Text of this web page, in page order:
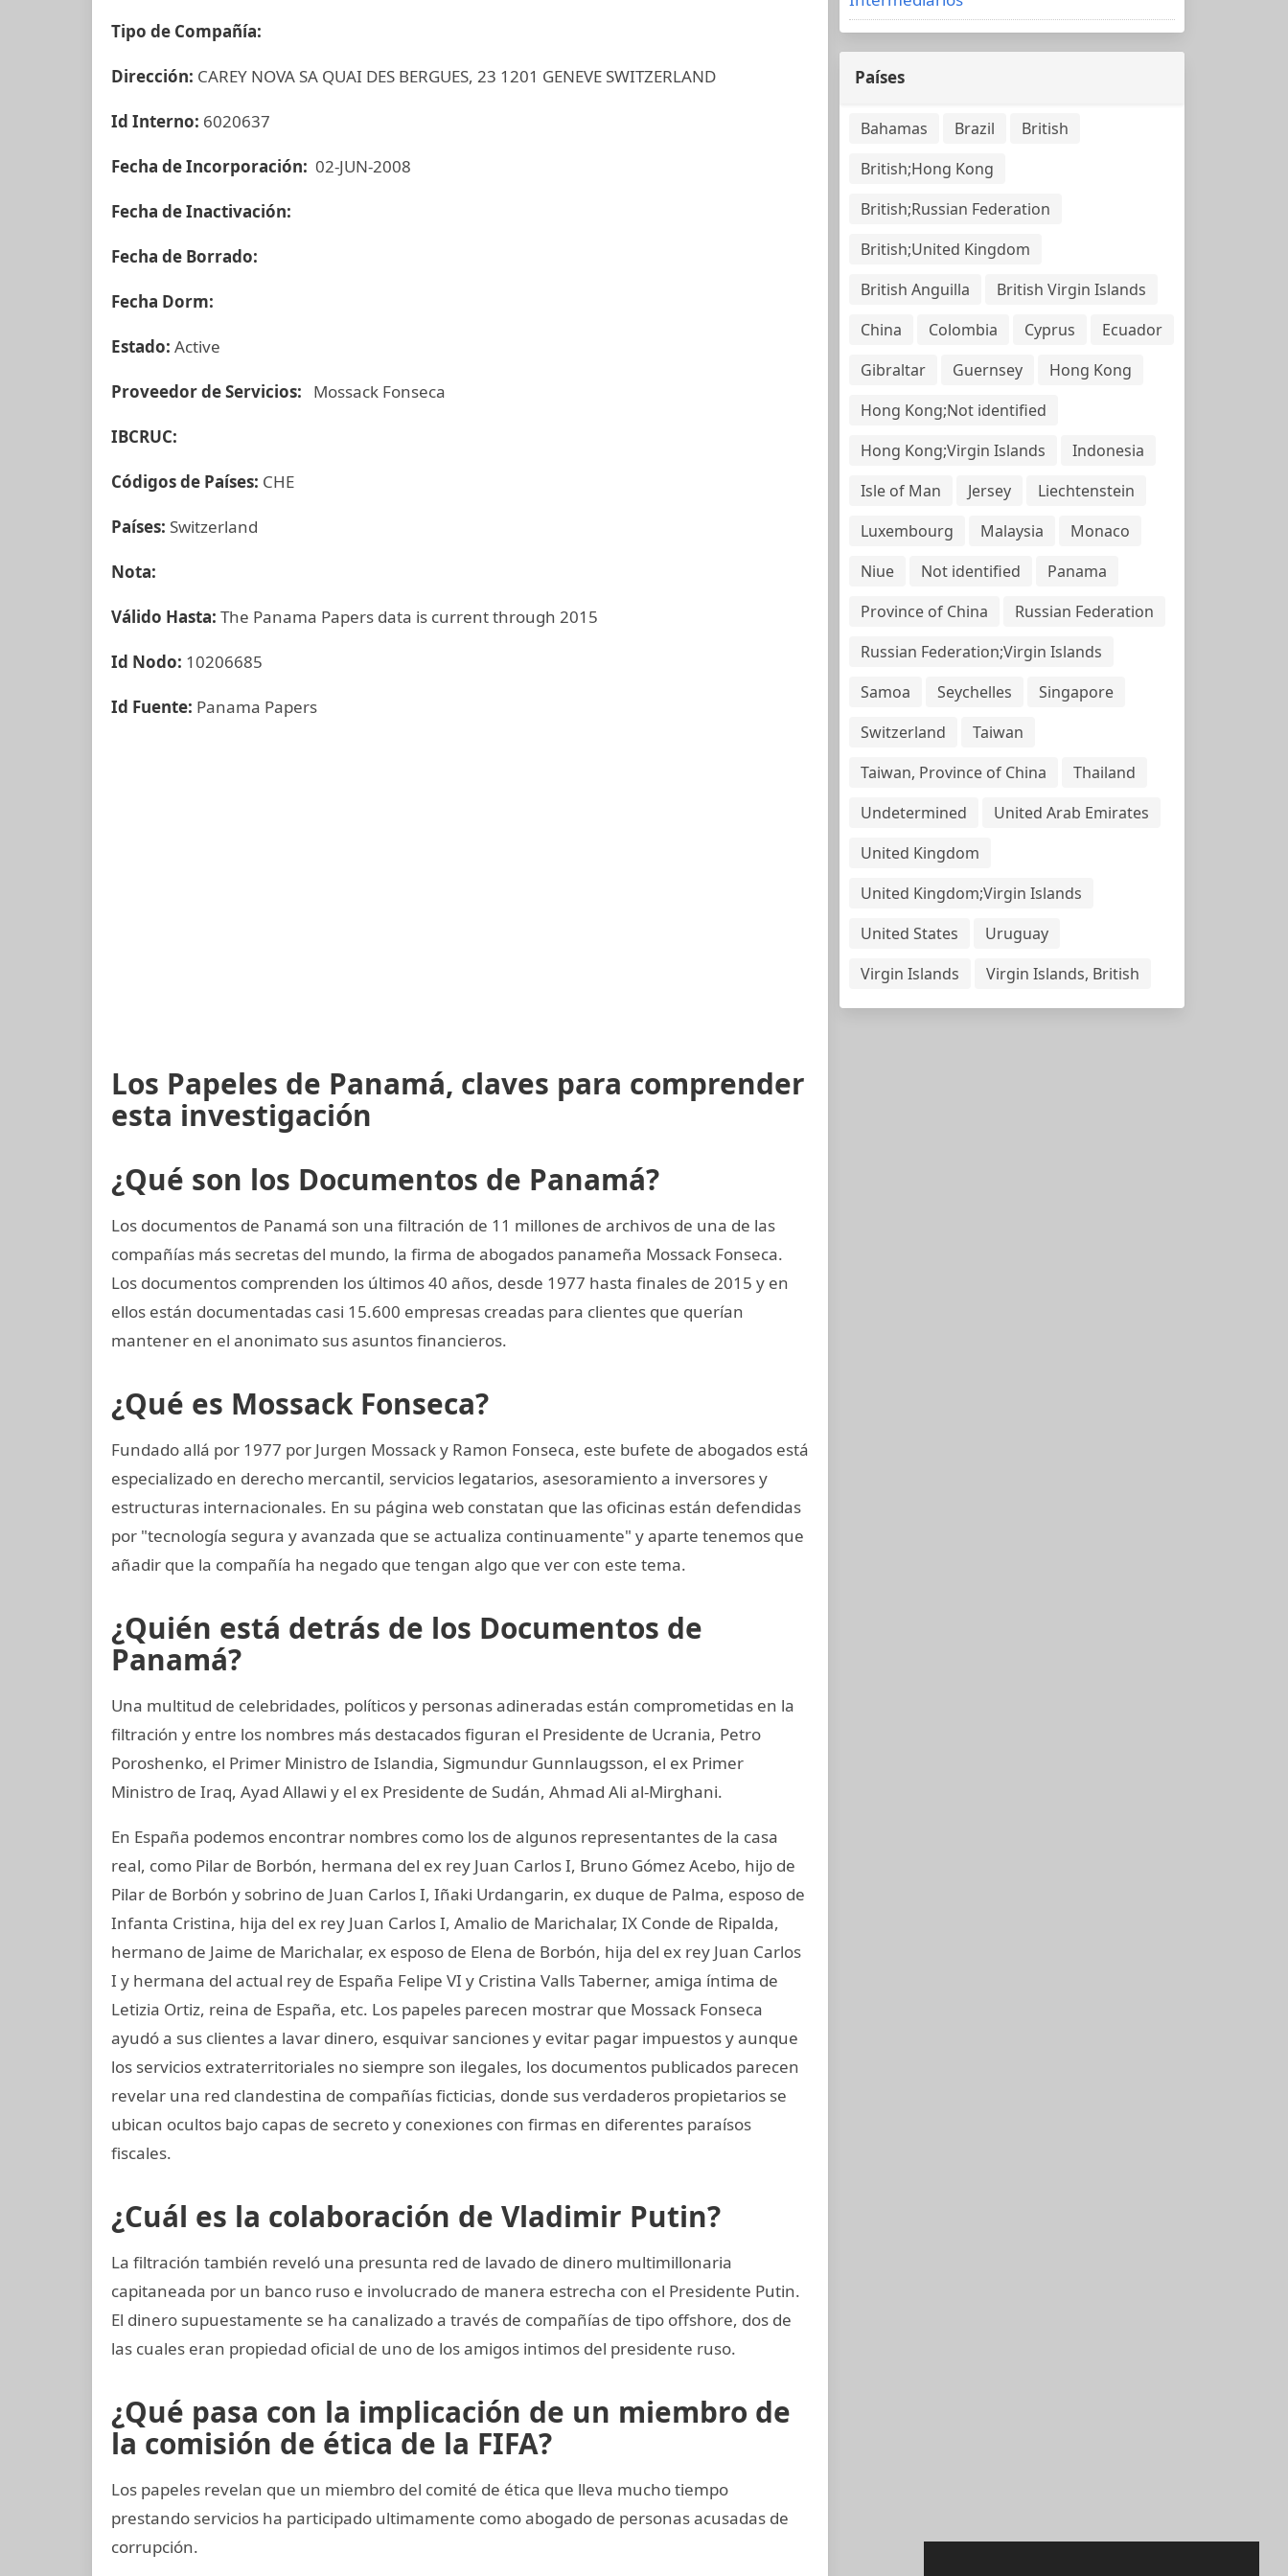
Tipo de Compañía:
Dirección: CAREY NOVA SA QUAI DES BERGUES, 23 1201 GENEVE SWITZERLAND
Id Interno: 6020637
Fecha de Incorporación: 02-JUN-2008
Fecha de Inactivación:
Fecha de Borrado:
Fecha Dorm:
Estado: Active
Proveedor de Servicios: Mossack Fonseca
IBCRUC:
Códigos de Países: CHE
Países: Switzerland
Nota:
Válido Hasta: The Panama Papers data is current through 2015
Id Nodo: 10206685
Id Fuente: Panama Papers
Los Papeles de Panamá, claves para comprender
esta investigación
¿Qué son los Documentos de Panamá?
Los documentos de Panamá son una filtración de 11 millones de archivos de una de las
compañías más secretas del mundo, la firma de abogados panameña Mossack Fonseca.
Los documentos comprenden los últimos 40 años, desde 1977 hasta finales de 2015 y en
ellos están documentadas casi 15.600 empresas creadas para clientes que querían
mantener en el anonimato sus asuntos financieros.
¿Qué es Mossack Fonseca?
Fundado allá por 1977 por Jurgen Mossack y Ramon Fonseca, este bufete de abogados está
especializado en derecho mercantil, servicios legatarios, asesoramiento a inversores y
estructuras internacionales. En su página web constatan que las oficinas están defendidas
por "tecnología segura y avanzada que se actualiza continuamente" y aparte tenemos que
añadir que la compañía ha negado que tengan algo que ver con este tema.
¿Quién está detrás de los Documentos de
Panamá?
Una multitud de celebridades, políticos y personas adineradas están comprometidas en la
filtración y entre los nombres más destacados figuran el Presidente de Ucrania, Petro
Poroshenko, el Primer Ministro de Islandia, Sigmundur Gunnlaugsson, el ex Primer
Ministro de Iraq, Ayad Allawi y el ex Presidente de Sudán, Ahmad Ali al-Mirghani.
En España podemos encontrar nombres como los de algunos representantes de la casa
real, como Pilar de Borbón, hermana del ex rey Juan Carlos I, Bruno Gómez Acebo, hijo de
Pilar de Borbón y sobrino de Juan Carlos I, Iñaki Urdangarin, ex duque de Palma, esposo de
Infanta Cristina, hija del ex rey Juan Carlos I, Amalio de Marichalar, IX Conde de Ripalda,
hermano de Jaime de Marichalar, ex esposo de Elena de Borbón, hija del ex rey Juan Carlos
I y hermana del actual rey de España Felipe VI y Cristina Valls Taberner, amiga íntima de
Letizia Ortiz, reina de España, etc. Los papeles parecen mostrar que Mossack Fonseca
ayudó a sus clientes a lavar dinero, esquivar sanciones y evitar pagar impuestos y aunque
los servicios extraterritoriales no siempre son ilegales, los documentos publicados parecen
revelar una red clandestina de compañías ficticias, donde sus verdaderos propietarios se
ubican ocultos bajo capas de secreto y conexiones con firmas en diferentes paraísos
fiscales.
¿Cuál es la colaboración de Vladimir Putin?
La filtración también reveló una presunta red de lavado de dinero multimillonaria
capitaneada por un banco ruso e involucrado de manera estrecha con el Presidente Putin.
El dinero supuestamente se ha canalizado a través de compañías de tipo offshore, dos de
las cuales eran propiedad oficial de uno de los amigos intimos del presidente ruso.
¿Qué pasa con la implicación de un miembro de
la comisión de ética de la FIFA?
Los papeles revelan que un miembro del comité de ética que lleva mucho tiempo
prestando servicios ha participado ultimamente como abogado de personas acusadas de
corrupción.
Países
Bahamas Brazil
British
British;Hong Kong
British;Russian Federation
British;United Kingdom
British Anguilla
British Virgin Islands
China
Colombia Cyprus
Ecuador
Gibraltar
Guernsey
Hong Kong
Hong Kong;Not identified
Hong Kong;Virgin Islands
Indonesia
Isle of Man
Jersey
Liechtenstein
Luxembourg
Malaysia
Monaco
Niue
Not identified
Panama
Province of China
Russian Federation
Russian Federation;Virgin Islands
Samoa
Seychelles
Singapore
Switzerland
Taiwan
Taiwan, Province of China
Thailand
Undetermined
United Arab Emirates
United Kingdom
United Kingdom;Virgin Islands
United States
Uruguay
Virgin Islands
Virgin Islands, British